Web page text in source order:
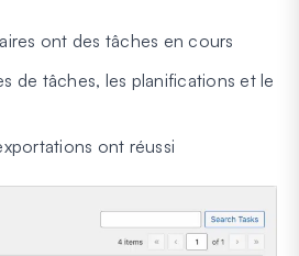
ont des tâches en cours
de tâches, les planifications et le
ont réussi